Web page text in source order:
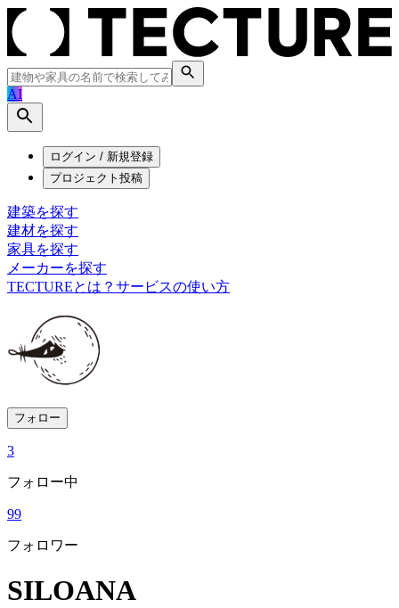
AI
ログイン / 新規登録
プロジェクト投稿
建築を探す
建材を探す
家具を探す
メーカーを探す
TECTUREとは？ サービスの使い方
フォロー
3
フォロー中
99
フォロワー
SILOANA